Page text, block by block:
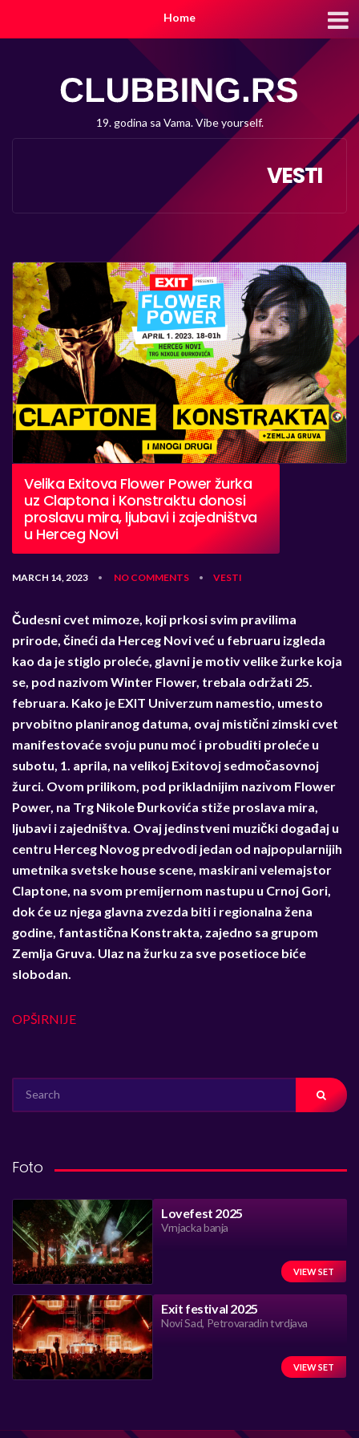
Home
19. godina sa Vama. Vibe yourself.
VESTI
Velika Exitova Flower Power žurka
uz Claptona i Konstraktu donosi
proslavu mira, ljubavi i zajedništva
u Herceg Novi
MARCH 14, 2023 • NO COMMENTS • VESTI
Čudesni cvet mimoze, koji prkosi svim pravilima
prirode, čineći da Herceg Novi već u februaru izgleda
kao da je stiglo proleće, glavni je motiv velike žurke koja
se, pod nazivom Winter Flower, trebala održati 25.
februara. Kako je EXIT Univerzum namestio, umesto
prvobitno planiranog datuma, ovaj mistični zimski cvet
manifestovaće svoju punu moć i probuditi proleće u
subotu, 1. aprila, na velikoj Exitovoj sedmočasovnoj
žurci. Ovom prilikom, pod prikladnijim nazivom Flower
Power, na Trg Nikole Đurkovića stiže proslava mira,
ljubavi i zajedništva. Ovaj jedinstveni muzički događaj u
centru Herceg Novog predvodi jedan od najpopularnijih
umetnika svetske house scene, maskirani velemajstor
Claptone, na svom premijernom nastupu u Crnoj Gori,
dok će uz njega glavna zvezda biti i regionalna žena
godine, fantastična Konstrakta, zajedno sa grupom
Zemlja Gruva. Ulaz na žurku za sve posetioce biće
slobodan.
OPŠIRNIJE
FOR:
Foto
Lovefest 2025
Vrnjacka banja
VIEW SET
Exit festival 2025
Novi Sad, Petrovaradin tvrdjava
VIEW SET